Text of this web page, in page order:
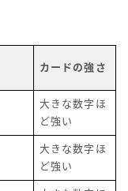
カードの強さ
大きな数字ほ
ど強い
大きな数字ほ
ど強い